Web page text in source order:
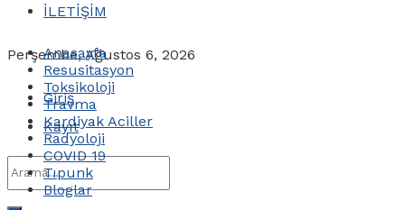
İLETİŞİM
Perşembe, Ağustos 6, 2026
Giriş
Kayıt
Anasayfa
Resusitasyon
Toksikoloji
Travma
Kardiyak Aciller
Radyoloji
COVID 19
Tıpunk
Bloglar